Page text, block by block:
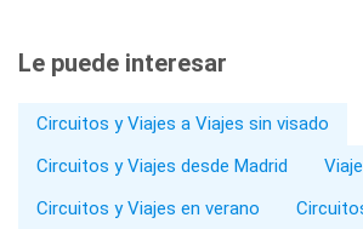
Le puede interesar
Circuitos y Viajes a Viajes sin visado
Circuitos y Viajes desde Madrid
Circuitos y Viajes en verano